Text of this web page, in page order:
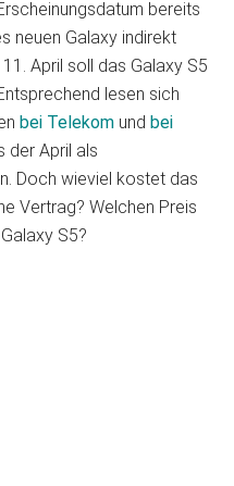
bereits
neuen Galaxy indirekt
April soll das Galaxy S5
lesen sich
bei Telekom undbei
der April als
Doch wieviel kostet das
Vertrag? Welchen Preis
S5?